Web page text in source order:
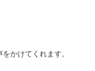
かけてくれます。